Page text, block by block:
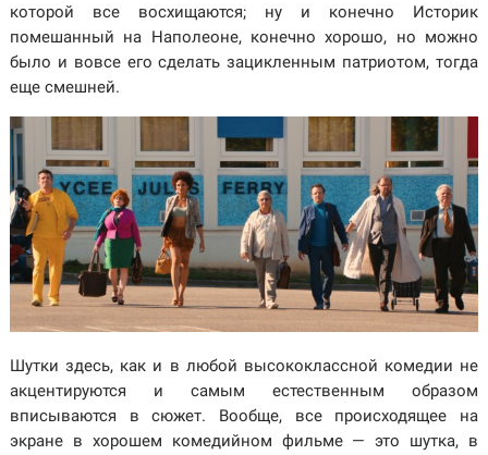
которой все восхищаются; ну и конечно Историк
помешанный на Наполеоне, конечно хорошо, но можно
было и вовсе его сделать зацикленным патриотом, тогда
еще смешней.
Шутки здесь, как и в любой высококлассной комедии не
акцентируются и самым естественным образом
вписываются в сюжет. Вообще, все происходящее на
экране в хорошем комедийном фильме — это шутка, в